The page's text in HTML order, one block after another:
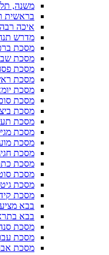
משנה,
בראשית
איכה רבה
מדרש
מסכת
מסכת
מסכת
מסכת
מסכת
מסכת
מסכת
מסכת
מסכת
מסכת
מסכת
מסכת
מסכת
מסכת
מסכת
בבא
בבא
מסכת
מסכת
מסכת